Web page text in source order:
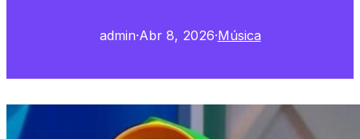
admin·Abr 8, 2026·Música